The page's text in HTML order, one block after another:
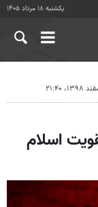
یکشنبه ۱۸ مرداد ۱۴۰۵
اسلام